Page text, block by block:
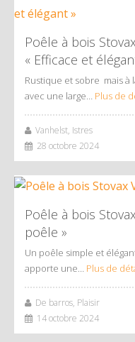
Poêle à bois
« Efficace et
Rustique et sobre mais
avec une large… Plus de
Vanhelst, Istres
28 octobre 2024
Poêle à bois
poêle »
Un poêle simple et
apporte une… Plus de
De barros, Plaisir
14 octobre 2024